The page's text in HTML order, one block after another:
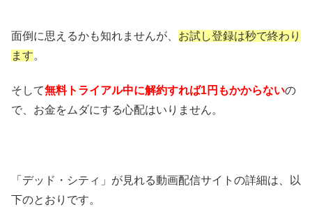
面倒に思えるかも知れませんが、 お試し登録は秒で終わり
ます。
そして無料トライアル中に解約すれば1円もかからないの
で、お金をムダにする心配はいりません。
「デッド・シティ」が見れる動画配信サイトの詳細は、以
下のとおりです。